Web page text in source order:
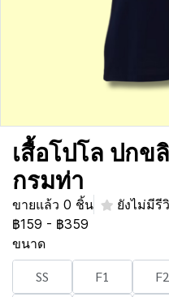
เสื้อโปโล ปกข
กรมท่า
ขายแล้ว 0 ชิ้น
ยังไม่มีรี
฿159 - ฿359
ขนาด
SS F1 F2